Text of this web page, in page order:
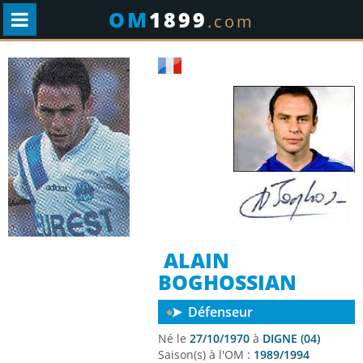
OM1899.com
ALAIN
BOGHOSSIAN
Défenseur
Né le 27/10/1970 à DIGNE (04)
Saison(s) à l'OM : 1989/1994